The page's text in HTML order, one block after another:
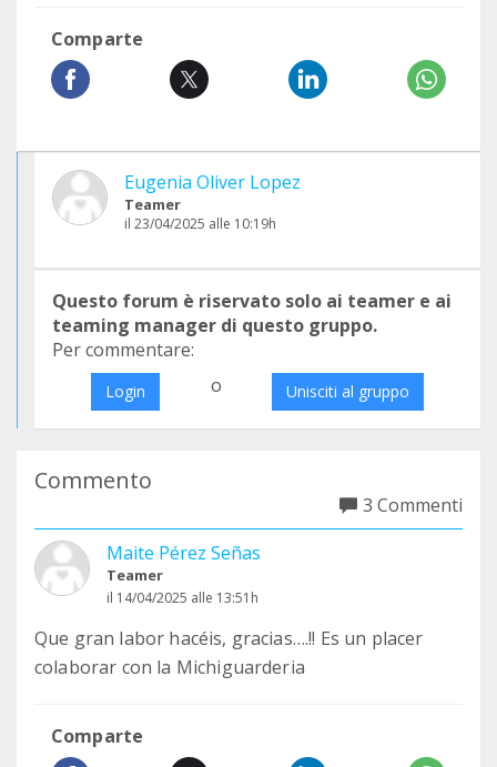
Comparte
Eugenia Oliver Lopez
Teamer
il 23/04/2025 alle 10:19h
Questo forum è riservato solo ai teamer e ai
teaming manager di questo gruppo.
Per commentare:
Login o Unisciti al gruppo
Commento
3 Commenti
Maite Pérez Señas
Teamer
il 14/04/2025 alle 13:51h
Que gran labor hacéis, gracias….!! Es un placer
colaborar con la Michiguarderia
Comparte